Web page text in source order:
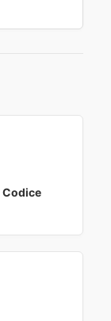
Codice